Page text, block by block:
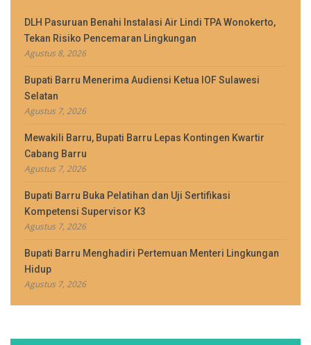
DLH Pasuruan Benahi Instalasi Air Lindi TPA Wonokerto,
Tekan Risiko Pencemaran Lingkungan
Agustus 8, 2026
Bupati Barru Menerima Audiensi Ketua IOF Sulawesi
Selatan
Agustus 7, 2026
Mewakili Barru, Bupati Barru Lepas Kontingen Kwartir
Cabang Barru
Agustus 7, 2026
Bupati Barru Buka Pelatihan dan Uji Sertifikasi
Kompetensi Supervisor K3
Agustus 7, 2026
Bupati Barru Menghadiri Pertemuan Menteri Lingkungan
Hidup
Agustus 7, 2026